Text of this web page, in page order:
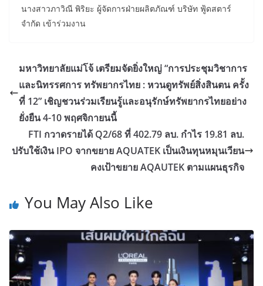
นางสาวภาวิณี พิริยะ ผู้จัดการฝ่ายผลิตภัณฑ์ บริษัท ฟู้ดสตาร์
จำกัด เข้าร่วมงาน
มหาวิทยาลัยแม่โจ้ เตรียมจัดยิ่งใหญ่ “การประชุมวิชาการ
และนิทรรศการ ทรัพยากรไทย : หวนดูทรัพย์สิ่งสินตน ครั้ง
ที่ 12” เชิญชวนร่วมเรียนรู้และอนุรักษ์ทรัพยากรไทยอย่าง
ยั่งยืน 4-10 พฤศจิกายนนี้
FTI กวาดรายได้ Q2/68 ที่ 402.79 ลบ. กำไร 19.81 ลบ.
ปรับใช้เงิน IPO จากขยาย AQUATEK เป็นเงินทุนหมุนเวียน
คงเป้าขยาย AQAUTEK ตามแผนธุรกิจ
You May Also Like